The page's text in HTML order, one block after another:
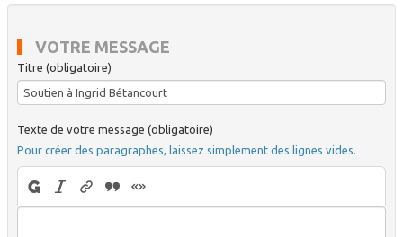
VOTRE MESSAGE
Titre (obligatoire)
Texte de votre message (obligatoire)
Pour créer des paragraphes, laissez simplement des lignes vides.